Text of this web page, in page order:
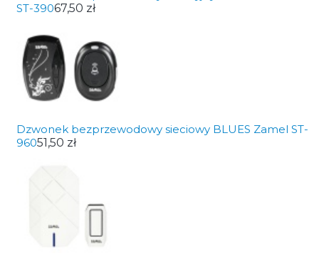
ST-39067,50 zł
Dzwonek bezprzewodowy sieciowy BLUES Zamel ST-
96051,50 zł